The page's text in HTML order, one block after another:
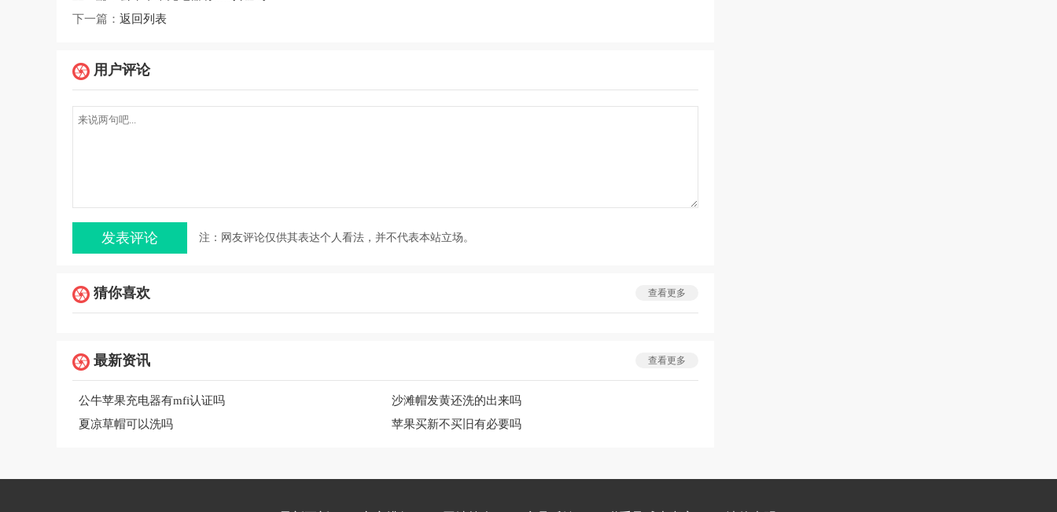
下一篇： 返回列表
用户评论
注：网友评论仅供其表达个人看法，并不代表本站立场。
猜你喜欢 查看更多
最新资讯 查看更多
公牛苹果充电器有mfi认证吗
沙滩帽发黄还洗的出来吗
夏凉草帽可以洗吗
苹果买新不买旧有必要吗